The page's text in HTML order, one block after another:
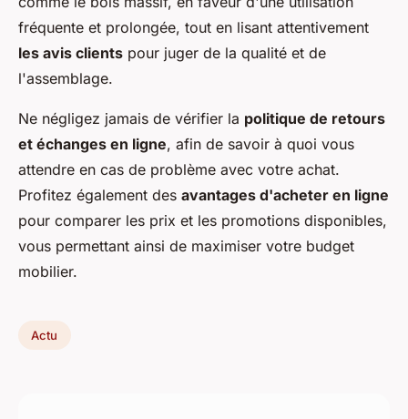
fréquente et prolongée, tout en lisant attentivement
les avis clients pour juger de la qualité et de
l'assemblage.
Ne négligez jamais de vérifier la politique de retours
et échanges en ligne, afin de savoir à quoi vous
attendre en cas de problème avec votre achat.
Profitez également des avantages d'acheter en ligne
pour comparer les prix et les promotions disponibles,
vous permettant ainsi de maximiser votre budget
mobilier.
Actu